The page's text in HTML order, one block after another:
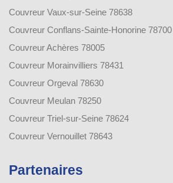
Couvreur Vaux-sur-Seine 78638
Couvreur Conflans-Sainte-Honorine 78700
Couvreur Achères 78005
Couvreur Morainvilliers 78431
Couvreur Orgeval 78630
Couvreur Meulan 78250
Couvreur Triel-sur-Seine 78624
Couvreur Vernouillet 78643
Partenaires